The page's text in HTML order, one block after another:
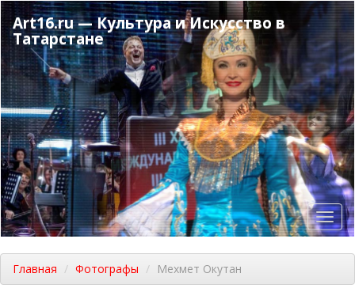
Перейти
к
основному
содержанию
Art16.ru — Культура и Искусство в
Татарстане
Главная Фотографы Мехмет Окутан